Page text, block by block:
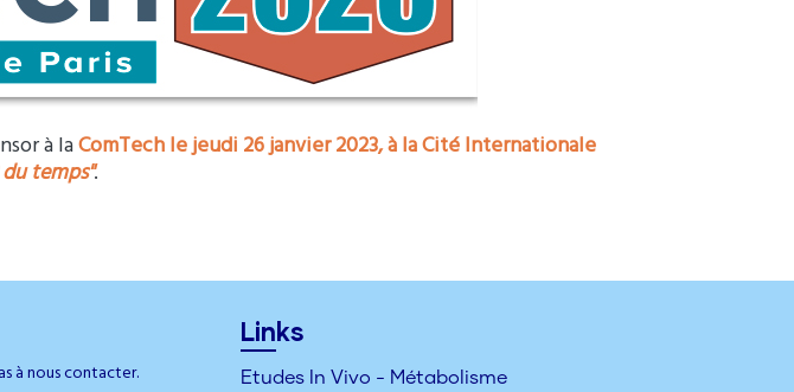
à laComTech le jeudi 26 janvier 2023, à la Cité Internationale
temps".
à nous contacter.
Links
Etudes In Vivo - Métabolisme